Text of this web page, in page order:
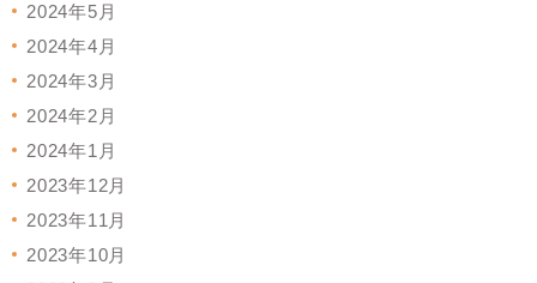
2024年5月
2024年4月
2024年3月
2024年2月
2024年1月
2023年12月
2023年11月
2023年10月